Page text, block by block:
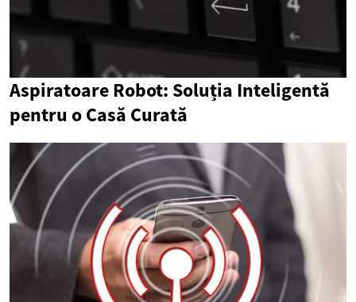
Aspiratoare Robot: Soluția Inteligentă
pentru o Casă Curată